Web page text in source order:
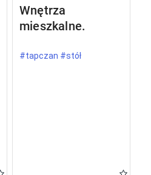
Wnętrza
mieszkalne.
#tapczan #stół